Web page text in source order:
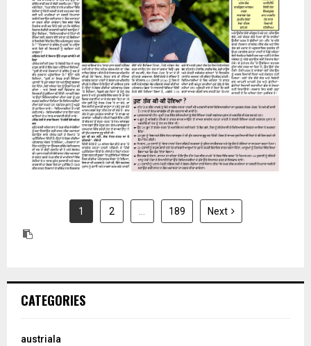
24 July 2026
1 2 189 Next
CATEGORIES
austriala